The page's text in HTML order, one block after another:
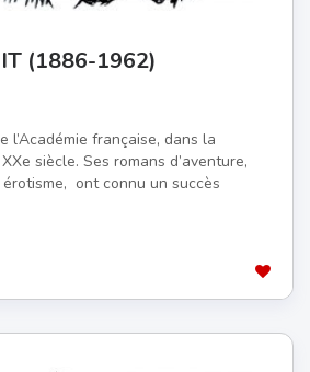
(1886-1962)
l’Académie française, dans la
siècle. Ses romans d’aventure,
ont connu un succès